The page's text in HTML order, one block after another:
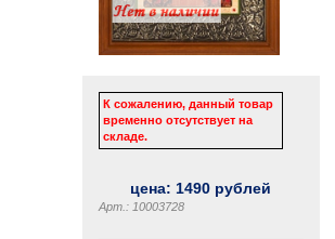
К сожалению, данный товар
временно отсутствует на
складе.
цена: 1490 рублей
Арт.: 10003728